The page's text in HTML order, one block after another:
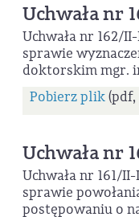
Uchwała nr
Uchwała nr 162/
sprawie
doktorskim mgr.
Pobierz plik(pdf,
Uchwała nr
Uchwała nr 161/
sprawie
postępowaniu o